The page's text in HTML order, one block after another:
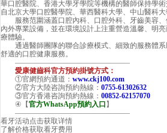
華口腔醫院、香港大學牙學院等機構的醫師保持學
自北京大學口腔醫學院、華西醫科大學、中山醫科
服務范圍涵蓋口腔內科、口腔外科、牙齒美容、
內外專業設備，並在環境設計上注重營造溫馨、明
療體驗。
通過醫師團隊的聯合診療模式、細致的服務體系
舒適的口腔健康服務。
————————————————
愛康健齒科官方預約掛號方式：
①官網預約通道： www.ckj100.com
②官方大陸咨詢預約熱線： 0755-61302632
③官方香港咨詢預約熱線： 00852-62157070
④【官方WhatsApp預約入口】
————————————————
看牙活动 点击获取详情
了解价格获取看牙费用